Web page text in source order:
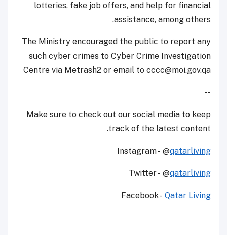
lotteries, fake job offers, and help for financial
assistance, among others.
The Ministry encouraged the public to report any
such cyber crimes to Cyber Crime Investigation
Centre via Metrash2 or email to cccc@moi.gov.qa
--
Make sure to check out our social media to keep
track of the latest content.
Instagram - @qatarliving
Twitter - @qatarliving
Facebook - Qatar Living